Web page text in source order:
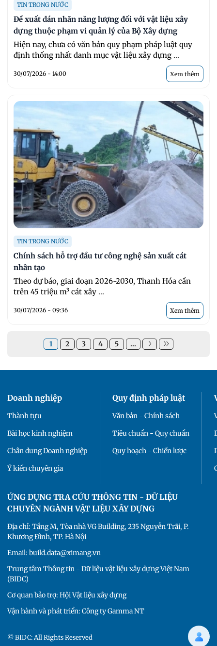
TIN TRONG NƯỚC
Đề xuất dán nhãn năng lượng đối với vật liệu xây
dựng thuộc phạm vi quản lý của Bộ Xây dựng
Hiện nay, chưa có văn bản quy phạm pháp luật quy
định thống nhất danh mục vật liệu xây dựng ...
30/07/2026 - 14:00 Xem thêm
TIN TRONG NƯỚC
Chính sách hỗ trợ đầu tư công nghệ sản xuất cát
nhân tạo
Theo dự báo, giai đoạn 2026-2030, Thanh Hóa cần
trên 45 triệu m³ cát xây ...
30/07/2026 - 09:36 Xem thêm
1 2 3 4 5 ...
Doanh nghiệp
Thành tựu
Bài học kinh nghiệm
Chân dung Doanh nghiệp
Ý kiến chuyên gia
Quy định pháp luật
Văn bản - Chính sách
Tiêu chuẩn - Quy chuẩn
Quy hoạch - Chiến lược
ỨNG DỤNG TRA CỨU THÔNG TIN - DỮ LIỆU
CHUYÊN NGÀNH VẬT LIỆU XÂY DỰNG
Địa chỉ: Tầng M, Tòa nhà VG Building, 235 Nguyễn Trãi, P.
Khương Đình, TP. Hà Nội
Email: build.data@ximang.vn
Trung tâm Thông tin - Dữ liệu vật liệu xây dựng Việt Nam
(BIDC)
Cơ quan bảo trợ: Hội Vật liệu xây dựng
Vận hành và phát triển: Công ty Gamma NT
© BIDC: All Rights Reserved